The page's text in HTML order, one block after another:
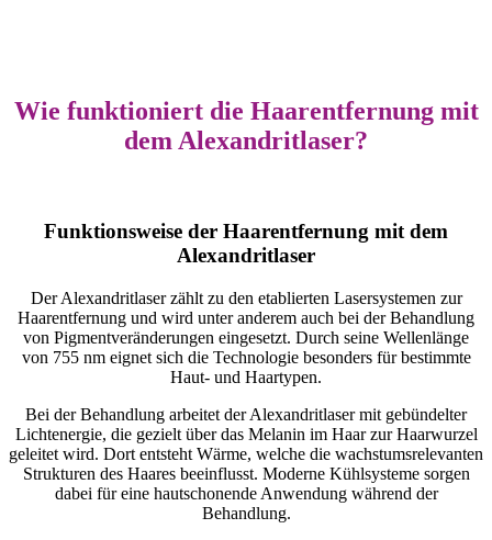
Wie funktioniert die Haarentfernung mit
dem Alexandritlaser?
Funktionsweise der Haarentfernung mit dem
Alexandritlaser
Der Alexandritlaser zählt zu den etablierten Lasersystemen zur
Haarentfernung und wird unter anderem auch bei der Behandlung
von Pigmentveränderungen eingesetzt. Durch seine Wellenlänge
von 755 nm eignet sich die Technologie besonders für bestimmte
Haut- und Haartypen.
Bei der Behandlung arbeitet der Alexandritlaser mit gebündelter
Lichtenergie, die gezielt über das Melanin im Haar zur Haarwurzel
geleitet wird. Dort entsteht Wärme, welche die wachstumsrelevanten
Strukturen des Haares beeinflusst. Moderne Kühlsysteme sorgen
dabei für eine hautschonende Anwendung während der
Behandlung.